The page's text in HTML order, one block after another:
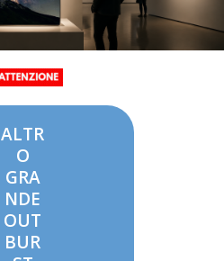
ALTR
O
GRA
NDE
OUT
BUR